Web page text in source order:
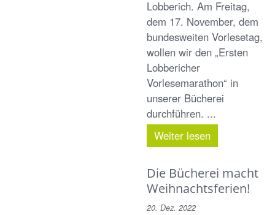
Lobberich. Am Freitag,
dem 17. November, dem
bundesweiten Vorlesetag,
wollen wir den „Ersten
Lobbericher
Vorlesemarathon“ in
unserer Bücherei
durchführen. ...
Weiter lesen
Die Bücherei macht
Weihnachtsferien!
20. Dez. 2022